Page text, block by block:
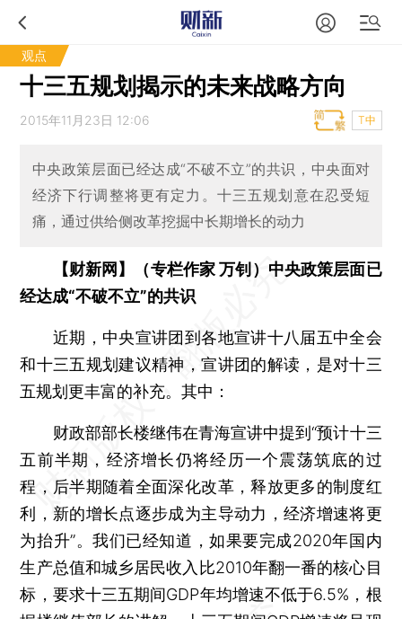
观点
十三五规划揭示的未来战略方向
2015年11月23日 12:06 T中
中央政策层面已经达成“不破不立”的共识，中央面对
经济下行调整将更有定力。十三五规划意在忍受短
痛，通过供给侧改革挖掘中长期增长的动力
【财新网】（专栏作家 万钊）中央政策层面已
经达成“不破不立”的共识
近期，中央宣讲团到各地宣讲十八届五中全会
和十三五规划建议精神，宣讲团的解读，是对十三
五规划更丰富的补充。其中：
财政部部长楼继伟在青海宣讲中提到“预计十三
五前半期，经济增长仍将经历一个震荡筑底的过
程，后半期随着全面深化改革，释放更多的制度红
利，新的增长点逐步成为主导动力，经济增速将更
为抬升”。我们已经知道，如果要完成2020年国内
生产总值和城乡居民收入比2010年翻一番的核心目
标，要求十三五期间GDP年均增速不低于6.5%，根